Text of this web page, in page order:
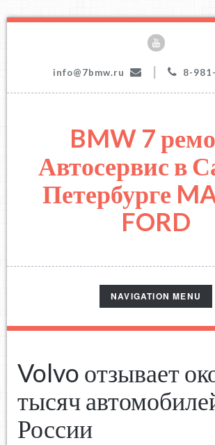
info@7bmw.ru 8-
BMW 7
Автосервис в
Петербурге
FORD
TOGGLE
NAVIGATION
NAVIGATION MENU
Volvo отзывает
тысяч
России